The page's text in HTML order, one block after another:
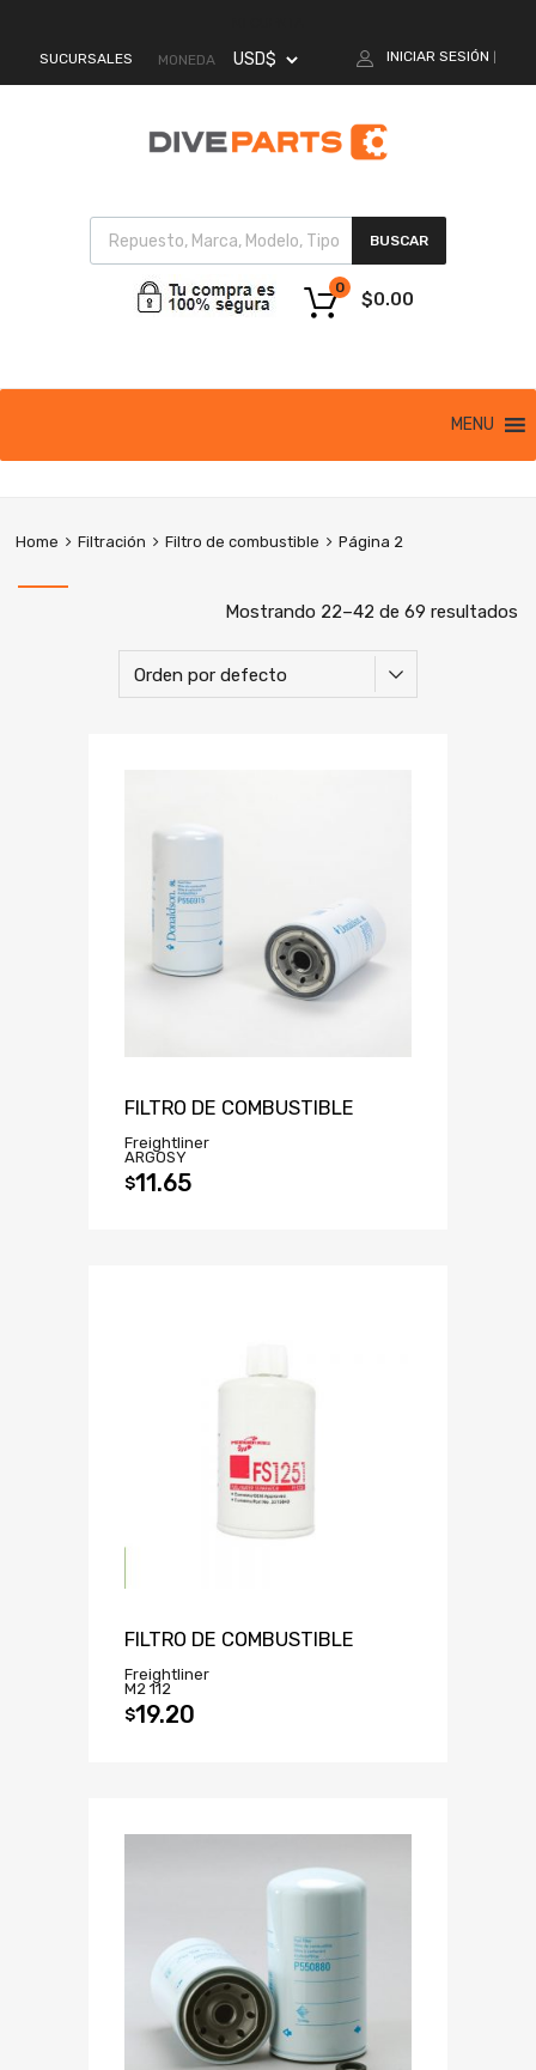
SUCURSALES MONEDA INICIAR SESIÓN
BUSCAR
$0.00
0
MENU
Home Filtración Filtro de combustible Página 2
Mostrando 22–42 de 69 resultados
FILTRO DE COMBUSTIBLE
Freightliner
ARGOSY
$11.65
FILTRO DE COMBUSTIBLE
Freightliner
M2 112
$19.20